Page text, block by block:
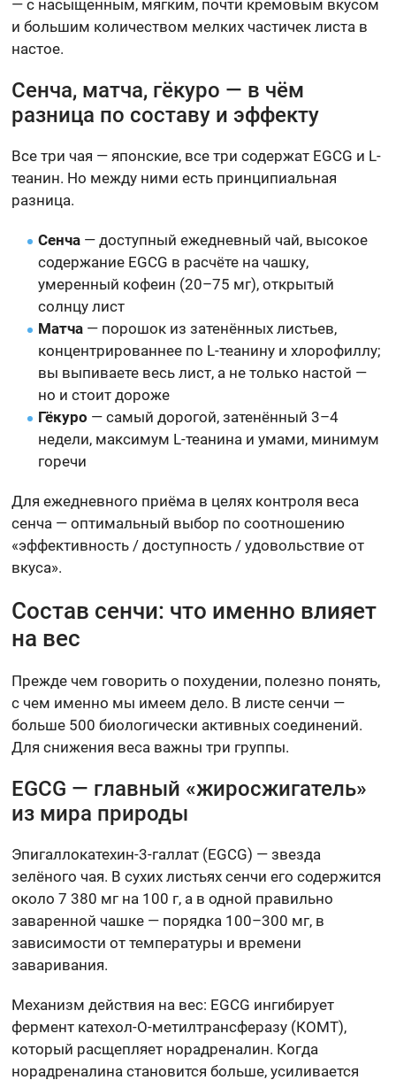
— с насыщенным, мягким, почти кремовым вкусом
и большим количеством мелких частичек листа в
настое.
Сенча, матча, гёкуро — в чём
разница по составу и эффекту
Все три чая — японские, все три содержат EGCG и L-
теанин. Но между ними есть принципиальная
разница.
Сенча — доступный ежедневный чай, высокое
содержание EGCG в расчёте на чашку,
умеренный кофеин (20–75 мг), открытый
солнцу лист
Матча — порошок из затенённых листьев,
концентрированнее по L-теанину и хлорофиллу;
вы выпиваете весь лист, а не только настой —
но и стоит дороже
Гёкуро — самый дорогой, затенённый 3–4
недели, максимум L-теанина и умами, минимум
горечи
Для ежедневного приёма в целях контроля веса
сенча — оптимальный выбор по соотношению
«эффективность / доступность / удовольствие от
вкуса».
Состав сенчи: что именно влияет
на вес
Прежде чем говорить о похудении, полезно понять,
с чем именно мы имеем дело. В листе сенчи —
больше 500 биологически активных соединений.
Для снижения веса важны три группы.
EGCG — главный «жиросжигатель»
из мира природы
Эпигаллокатехин-3-галлат (EGCG) — звезда
зелёного чая. В сухих листьях сенчи его содержится
около 7 380 мг на 100 г, а в одной правильно
заваренной чашке — порядка 100–300 мг, в
зависимости от температуры и времени
заваривания.
Механизм действия на вес: EGCG ингибирует
фермент катехол-О-метилтрансферазу (КОМТ),
который расщепляет норадреналин. Когда
норадреналина становится больше, усиливается